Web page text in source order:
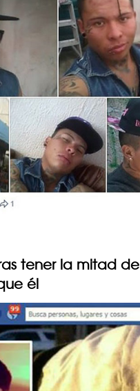
tener la mitad de
él